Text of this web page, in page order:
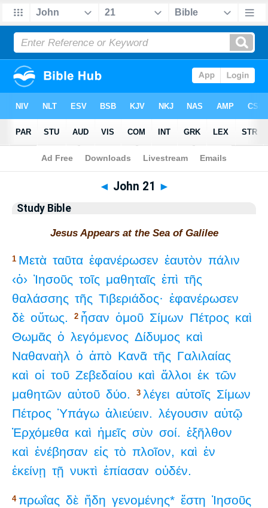
Bible>Study Bible > John 21
◄ John 21 ►
Study Bible
Jesus Appears at the Sea of Galilee
1 Μετὰ ταῦτα ἐφανέρωσεν ἑαυτὸν πάλιν
‹ὁ› Ἰησοῦς τοῖς μαθηταῖς ἐπὶ τῆς
θαλάσσης τῆς Τιβεριάδος· ἐφανέρωσεν
δὲ οὕτως. 2 ἦσαν ὁμοῦ Σίμων Πέτρος καὶ
Θωμᾶς ὁ λεγόμενος Δίδυμος καὶ
Ναθαναὴλ ὁ ἀπὸ Κανᾶ τῆς Γαλιλαίας
καὶ οἱ τοῦ Ζεβεδαίου καὶ ἄλλοι ἐκ τῶν
μαθητῶν αὐτοῦ δύο. 3 λέγει αὐτοῖς Σίμων
Πέτρος Ὑπάγω ἁλιεύειν. λέγουσιν αὐτῷ
Ἐρχόμεθα καὶ ἡμεῖς σὺν σοί.
ἐξῆλθον
καὶ ἐνέβησαν εἰς τὸ πλοῖον, καὶ ἐν
ἐκείνῃ τῇ νυκτὶ ἐπίασαν οὐδέν.
4 πρωΐας δὲ ἤδη γενομένης* ἔστη Ἰησοῦς